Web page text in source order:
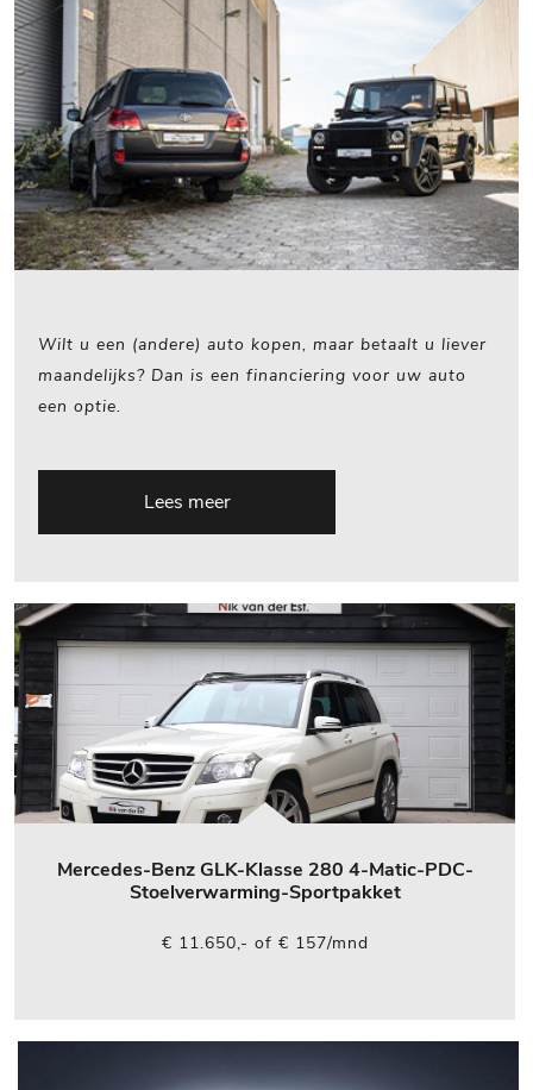
Wilt u een (andere) auto kopen, maar betaalt u liever
maandelijks? Dan is een financiering voor uw auto
een optie.
Lees meer
Mercedes-Benz GLK-Klasse 280 4-Matic-PDC-
Stoelverwarming-Sportpakket
€ 11.650,- of € 157/mnd